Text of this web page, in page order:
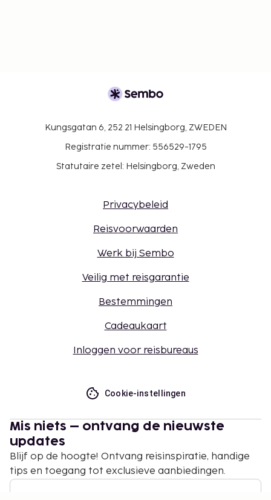
Kungsgatan 6, 252 21 Helsingborg, ZWEDEN
Registratie nummer: 556529-1795
Statutaire zetel: Helsingborg, Zweden
Privacybeleid
Reisvoorwaarden
Werk bij Sembo
Veilig met reisgarantie
Bestemmingen
Cadeaukaart
Inloggen voor reisbureaus
Cookie-instellingen
Mis niets – ontvang de nieuwste
updates
Blijf op de hoogte! Ontvang reisinspiratie, handige
tips en toegang tot exclusieve aanbiedingen.